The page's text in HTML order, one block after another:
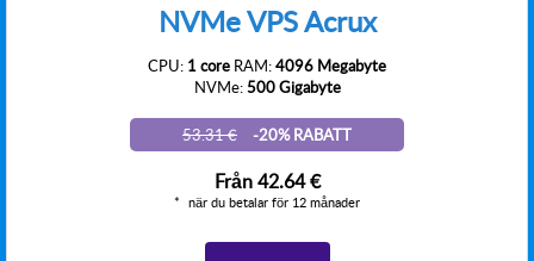
NVMe VPS Acrux
CPU: 1 core RAM:4096 Megabyte
NVMe:500 Gigabyte
53.31 € -20% RABATT
Från42.64 €
när du betalar för 12 månader